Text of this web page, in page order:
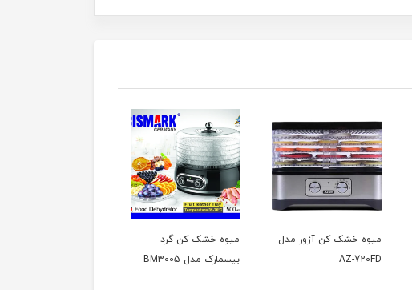
میوه خشک کن آزور مدل
AZ-720FD
میوه خشک کن گرد
بیسمارک مدل BM3005